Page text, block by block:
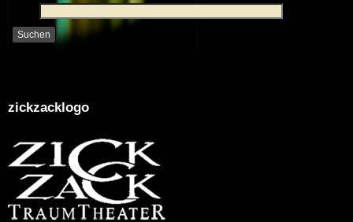
zickzacklogo